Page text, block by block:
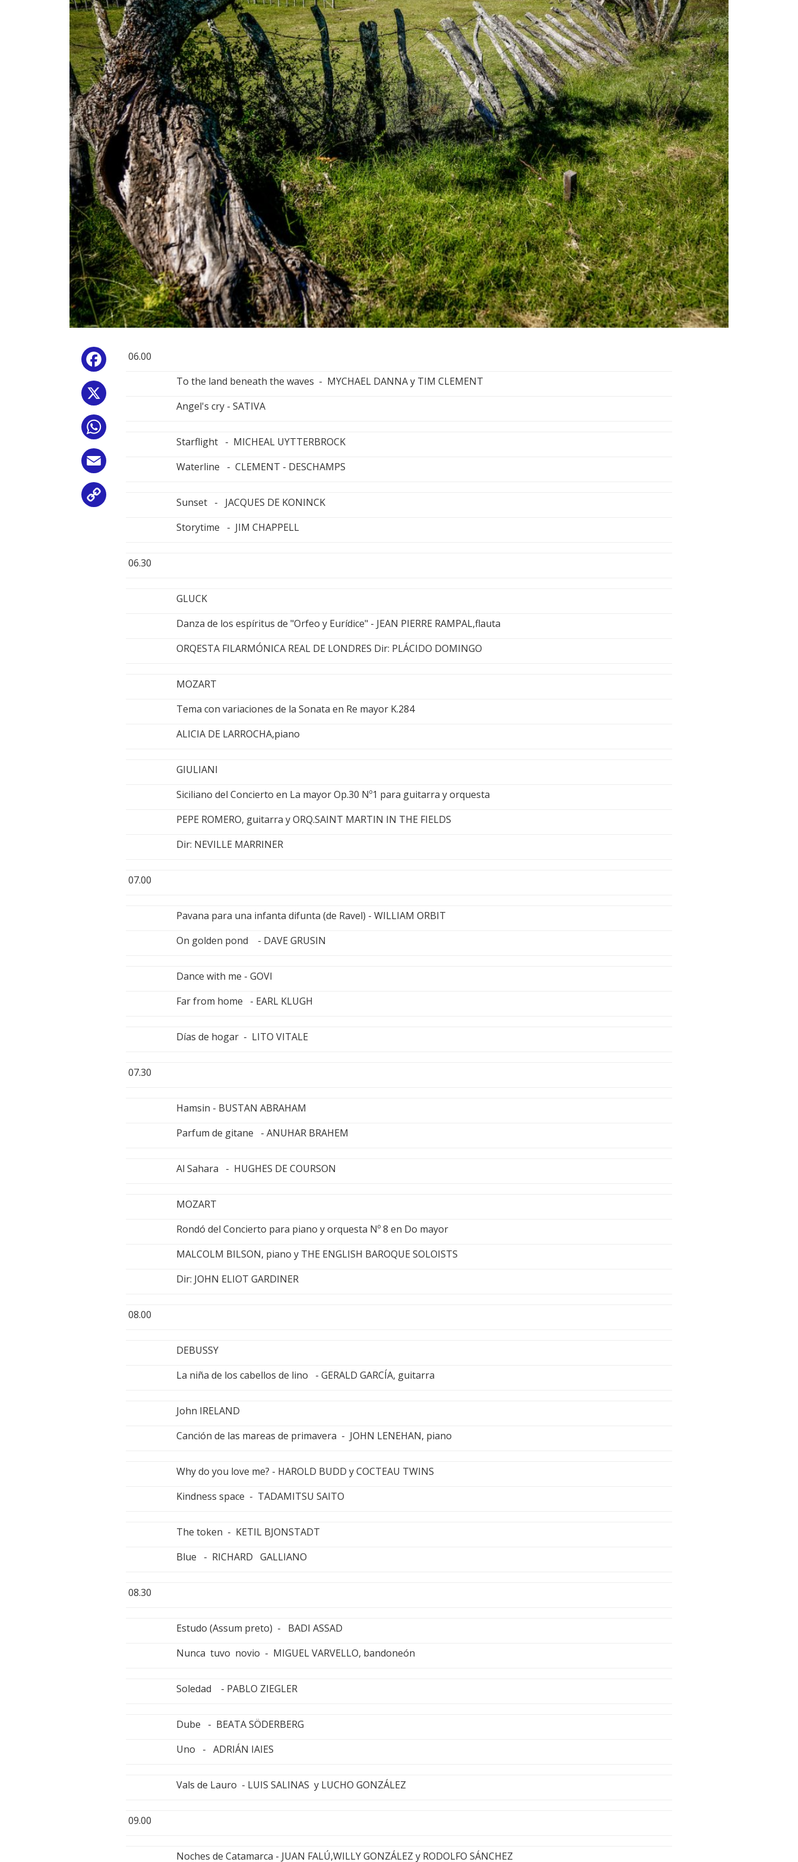
Facebook
06.00
To the land beneath the waves - MYCHAEL DANNA y TIM CLEMENT
Angel's cry - SATIVA
Starflight - MICHEAL UYTTERBROCK
Waterline - CLEMENT - DESCHAMPS
Sunset - JACQUES DE KONINCK
Storytime - JIM CHAPPELL
06.30
GLUCK
Danza de los espíritus de "Orfeo y Eurídice" - JEAN PIERRE RAMPAL,flauta
ORQESTA FILARMÓNICA REAL DE LONDRES Dir: PLÁCIDO DOMINGO
MOZART
Tema con variaciones de la Sonata en Re mayor K.284
ALICIA DE LARROCHA,piano
GIULIANI
Siciliano del Concierto en La mayor Op.30 Nº1 para guitarra y orquesta
PEPE ROMERO, guitarra y ORQ.SAINT MARTIN IN THE FIELDS
Dir: NEVILLE MARRINER
07.00
Pavana para una infanta difunta (de Ravel) - WILLIAM ORBIT
On golden pond - DAVE GRUSIN
Dance with me - GOVI
Far from home - EARL KLUGH
Días de hogar - LITO VITALE
07.30
Hamsin - BUSTAN ABRAHAM
Parfum de gitane - ANUHAR BRAHEM
Al Sahara - HUGHES DE COURSON
MOZART
Rondó del Concierto para piano y orquesta Nº 8 en Do mayor
MALCOLM BILSON, piano y THE ENGLISH BAROQUE SOLOISTS
Dir: JOHN ELIOT GARDINER
08.00
DEBUSSY
La niña de los cabellos de lino - GERALD GARCÍA, guitarra
John IRELAND
Canción de las mareas de primavera - JOHN LENEHAN, piano
Why do you love me? - HAROLD BUDD y COCTEAU TWINS
Kindness space - TADAMITSU SAITO
The token - KETIL BJONSTADT
Blue - RICHARD GALLIANO
08.30
Estudo (Assum preto) - BADI ASSAD
Nunca tuvo novio - MIGUEL VARVELLO, bandoneón
Soledad - PABLO ZIEGLER
Dube - BEATA SÖDERBERG
Uno - ADRIÁN IAIES
Vals de Lauro - LUIS SALINAS y LUCHO GONZÁLEZ
09.00
Noches de Catamarca - JUAN FALÚ,WILLY GONZÁLEZ y RODOLFO SÁNCHEZ